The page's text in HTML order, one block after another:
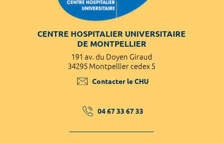
CENTRE HOSPITALIER UNIVERSITAIRE
DE MONTPELLIER
191 av. du Doyen Giraud
34295 Montpellier cedex 5
Contacter le CHU
04 67 33 67 33